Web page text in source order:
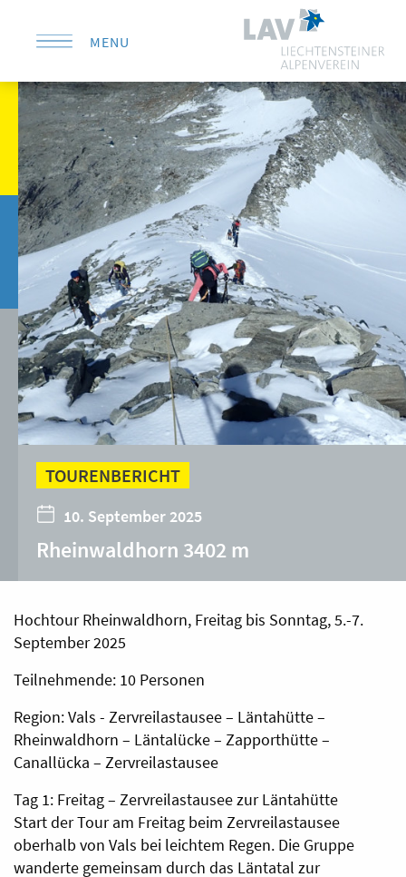
MENU
KONTAKT
TOURENBERICHT
10. September 2025
Rheinwaldhorn 3402 m
Hochtour Rheinwaldhorn, Freitag bis Sonntag, 5.-7.
September 2025
Teilnehmende: 10 Personen
Region: Vals - Zervreilastausee – Läntahütte –
Rheinwaldhorn – Läntalücke – Zapporthütte –
Canallücka – Zervreilastausee
Tag 1: Freitag – Zervreilastausee zur Läntahütte
Start der Tour am Freitag beim Zervreilastausee
oberhalb von Vals bei leichtem Regen. Die Gruppe
wanderte gemeinsam durch das Läntatal zur